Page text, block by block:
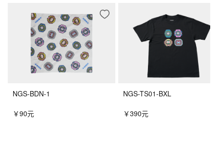
NGS-BDN-1
￥90元
NGS-TS01-BXL
￥390元